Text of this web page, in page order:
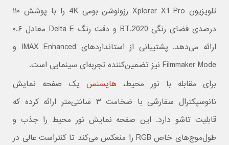
تلویزیون Xplorer X1 Pro رزولوشن بومی 4K را با پوشش ۱۱۰
درصدی فضای رنگی BT.2020 و دقت رنگ Delta E معادل ۰.۶
ارائه می‌دهد. پشتیبانی از استانداردهای IMAX Enhanced و
Filmmaker Mode نیز تضمین‌کننده تجربه‌ای سینمایی است.
برای مقابله با نور محیط، هایسنسیک صفحه نمایش
نانوسپکترال سفارشی با ضخامت ۳ سانتی‌متر ارائه کرده که
قابلیت تاشو دارد. این صفحه نمایش نور محیط را جذب و
طول‌موج‌های خاص RGB را منعکس می‌کند تا کنتراست عالی در